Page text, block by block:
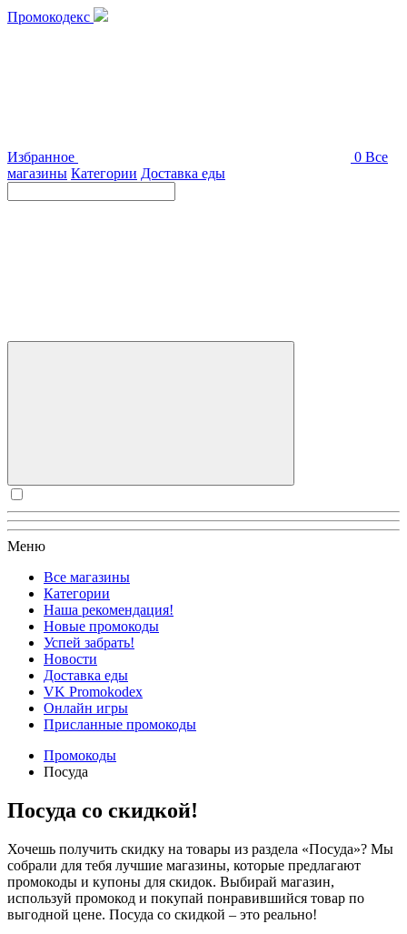
Промокодекс
Избранное 0 Все
магазины Категории Доставка еды
Меню
Все магазины
Категории
Наша рекомендация!
Новые промокоды
Успей забрать!
Новости
Доставка еды
VK Promokodex
Онлайн игры
Присланные промокоды
Промокоды
Посуда
Посуда со скидкой!
Хочешь получить скидку на товары из раздела «Посуда»? Мы
собрали для тебя лучшие магазины, которые предлагают
промокоды и купоны для скидок. Выбирай магазин,
используй промокод и покупай понравившийся товар по
выгодной цене. Посуда со скидкой – это реально!